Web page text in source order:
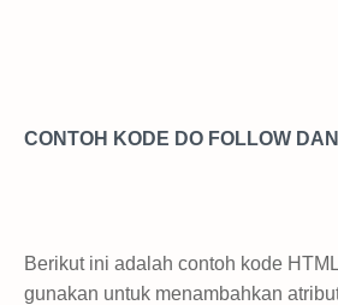
CONTOH KODE DO FOLLOW
Berikut ini adalah contoh kode
gunakan untuk menambahkan